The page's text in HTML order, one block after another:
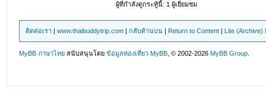
ผู้ที่กำลังดูกระทู้นี้: 1 ผู้เยี่ยมชม
ติดต่อเรา |www.thaibuddytrip.com |กลับด้านบน | Return to Content | Lite (Archive)
MyBB ภาษาไทย สนับสนุนโดยข้อมูลท่องเที่ยว MyBB , © 2002-2026MyBB Group